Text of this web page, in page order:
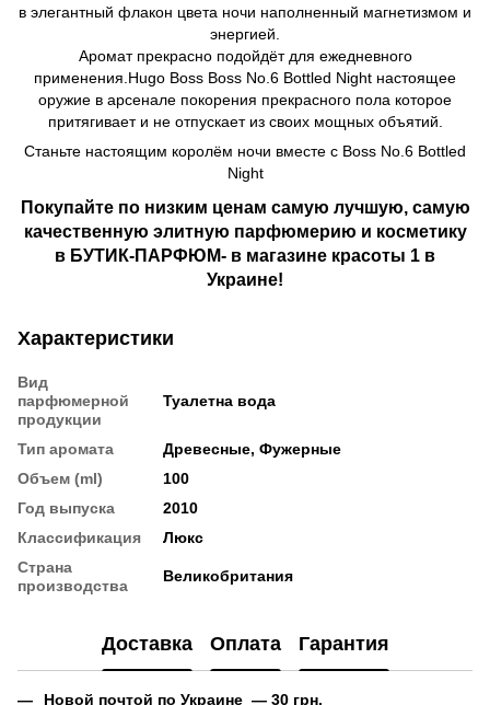
в элегантный флакон цвета ночи наполненный магнетизмом и
энергией.
Аромат прекрасно подойдёт для ежедневного
применения.Нugо Воss Воss No.6 Воttlеd Night настоящее
оружие в арсенале покорения прекрасного пола которое
притягивает и не отпускает из своих мощных объятий.
Станьте настоящим королём ночи вместе с Воss No.6 Воttlеd
Night
Покупайте по низким ценам самую лучшую, самую
качественную элитную парфюмерию и косметику
в БУТИК-ПАРФЮМ- в магазине красоты 1 в
Украине!
Характеристики
Вид
парфюмерной
продукции
Туалетна вода
Тип аромата
Древесные, Фужерные
Объем (ml)
100
Год выпуска
2010
Классификация
Люкс
Страна
производства
Великобритания
Доставка Оплата Гарантия
Новой почтой по Украине — 30 грн.